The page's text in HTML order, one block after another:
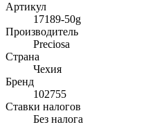
Артикул
17189-50g
Производитель
Preciosa
Страна
Чехия
Бренд
102755
Ставки налогов
Без налога